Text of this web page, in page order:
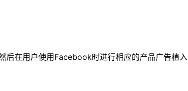
后在用户使用Facebook时进行相应的产品广告植入